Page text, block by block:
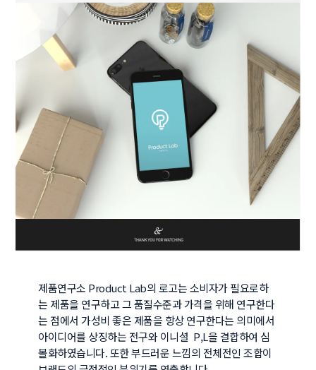
제품연구소 Product Lab의 로고는 소비자가 필요로하
는 제품을 연구하고 그 품질수준과 가격을 위해 연구한다
는 점에서 가성비 좋은 제품을 항상 연구한다는 의미에서
아이디어를 상징하는 전구와 이니셜  P,L을 결합하여 심
볼화하였습니다. 또한 부드러운 느낌의 전체전인 조합이